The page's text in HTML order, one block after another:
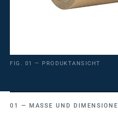
FIG. 01 — PRODUKTANSICHT
MASSE UND DIMENSIONEN